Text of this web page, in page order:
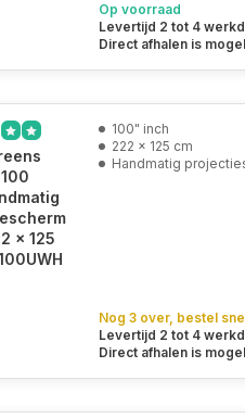
Op voorraad
Levertijd 2 tot 4
Direct afhalen is
x 125
100" inch
222 x 125 cm
Handmatig
Nog 3 over, bestel
Levertijd 2 tot 4
Direct afhalen is